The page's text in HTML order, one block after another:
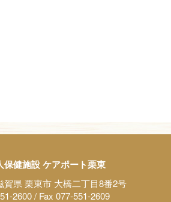
保健施設 ケアポート栗東
賀県 栗東市 大橋二丁目8番2号
2600 / Fax 077-551-2609